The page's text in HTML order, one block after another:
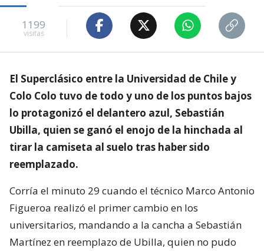
1199
visitas
El Superclásico entre la Universidad de Chile y
Colo Colo tuvo de todo y uno de los puntos bajos
lo protagonizó el delantero azul, Sebastián
Ubilla, quien se ganó el enojo de la hinchada al
tirar la camiseta al suelo tras haber sido
reemplazado.
Corría el minuto 29 cuando el técnico Marco Antonio
Figueroa realizó el primer cambio en los
universitarios, mandando a la cancha a Sebastián
Martínez en reemplazo de Ubilla, quien no pudo